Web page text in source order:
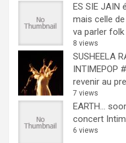
ES SIE JAIN
mais celle
va parler folk
8 views
SUSHEELA
INTIMEPOP
revenir au
7 views
EARTH…
concert
6 views